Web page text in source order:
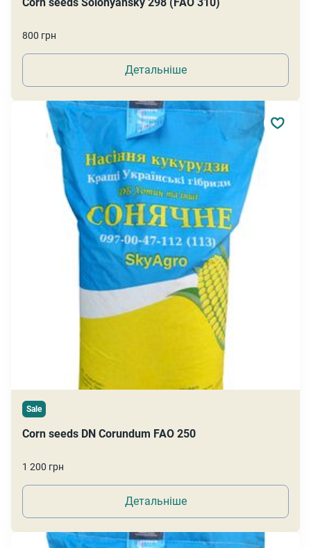
800 грн
Детальніше
Sale
Corn seeds DN Corundum FAO 250
1 200 грн
Детальніше